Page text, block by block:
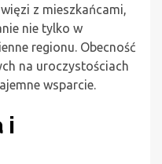
z mieszkańcami,
nie tylko w
regionu. Obecność
na uroczystościach
wsparcie.
i